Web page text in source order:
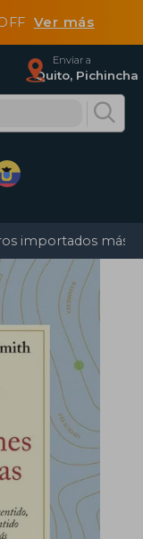
Ver más
Enviar a
Quito, Pichincha
importados más